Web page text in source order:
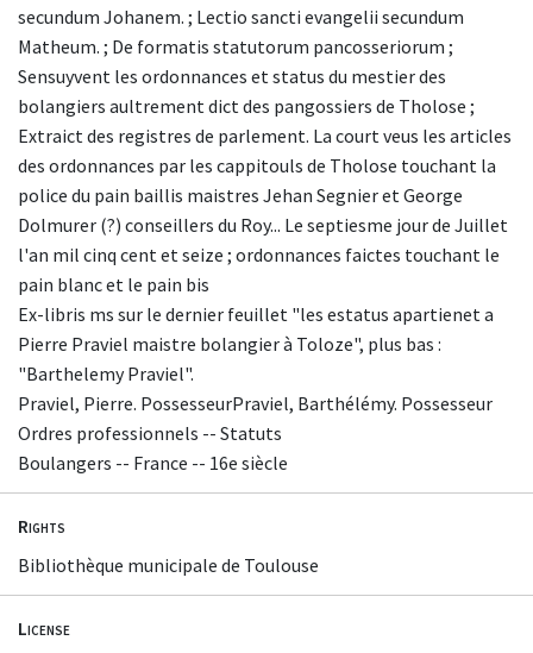
secundum Johanem. ; Lectio sancti evangelii secundum
Matheum. ; De formatis statutorum pancosseriorum ;
Sensuyvent les ordonnances et status du mestier des
bolangiers aultrement dict des pangossiers de Tholose ;
Extraict des registres de parlement. La court veus les articles
des ordonnances par les cappitouls de Tholose touchant la
police du pain baillis maistres Jehan Segnier et George
Dolmurer (?) conseillers du Roy... Le septiesme jour de Juillet
l'an mil cinq cent et seize ; ordonnances faictes touchant le
pain blanc et le pain bis
Ex-libris ms sur le dernier feuillet "les estatus apartienet a
Pierre Praviel maistre bolangier à Toloze", plus bas :
"Barthelemy Praviel".
Praviel, Pierre. PossesseurPraviel, Barthélémy. Possesseur
Ordres professionnels -- Statuts
Boulangers -- France -- 16e siècle
Rights
Bibliothèque municipale de Toulouse
License